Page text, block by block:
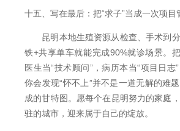
十五、写在最后：把“求子”当成一次项目
昆明本地生殖资源从检查、手术到
铁+共享单车就能完成90%就诊场景。把
医生当“技术顾问”，病历本当“项目日志
你会发现“怀不上”并不是一道无解的难
成的甘特图。愿每个在昆明努力的家庭
驻的城市，迎来属于自己的绽放。